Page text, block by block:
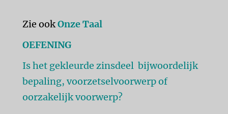
Zie ookOnze Taal
OEFENING
Is het gekleurde zinsdeel bijwoordelijk
bepaling, voorzetselvoorwerp of
oorzakelijk voorwerp?